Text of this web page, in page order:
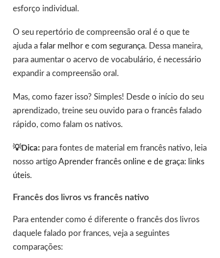
esforço individual.
O seu repertório de compreensão oral é o que te
ajuda a falar melhor e com segurança. Dessa maneira,
para aumentar o acervo de vocabulário, é necessário
expandir a compreensão oral.
Mas, como fazer isso? Simples! Desde o início do seu
aprendizado, treine seu ouvido para o francês falado
rápido, como falam os nativos.
💡Dica:para fontes de material em francês nativo, leia
nosso artigo Aprender francês online e de graça: links
úteis.
Francês dos livros vs francês nativo
Para entender como é diferente o francês dos livros
daquele falado por frances, veja a seguintes
comparações: